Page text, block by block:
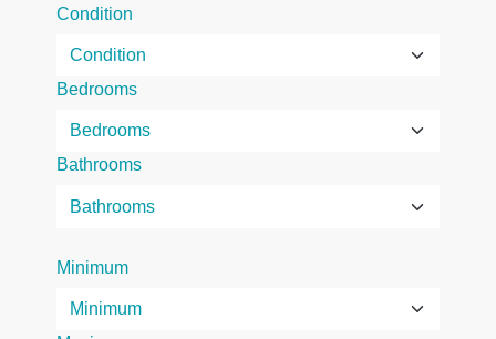
Condition
Bedrooms
Bathrooms
Minimum